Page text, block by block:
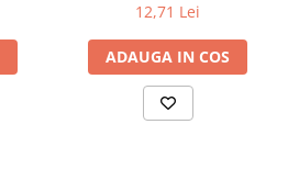
12,71 Lei
ADAUGA IN COS